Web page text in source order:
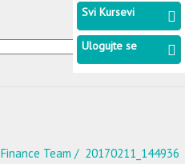
Finance Team 20170211_144936
Svi Kursevi
Ulogujte se